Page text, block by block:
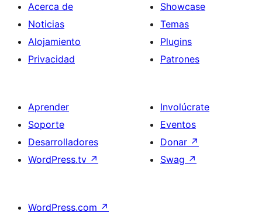
Acerca de
Noticias
Alojamiento
Privacidad
Showcase
Temas
Plugins
Patrones
Aprender
Soporte
Desarrolladores
WordPress.tv ↗
Involúcrate
Eventos
Donar ↗
Swag ↗
WordPress.com ↗